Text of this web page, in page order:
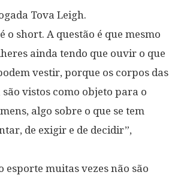
Tova Leigh.
o short. A questão é que mesmo
ainda tendo que ouvir o que
vestir, porque os corpos das
vistos como objeto para o
algo sobre o que se tem
de exigir e de decidir”,
esporte muitas vezes não são